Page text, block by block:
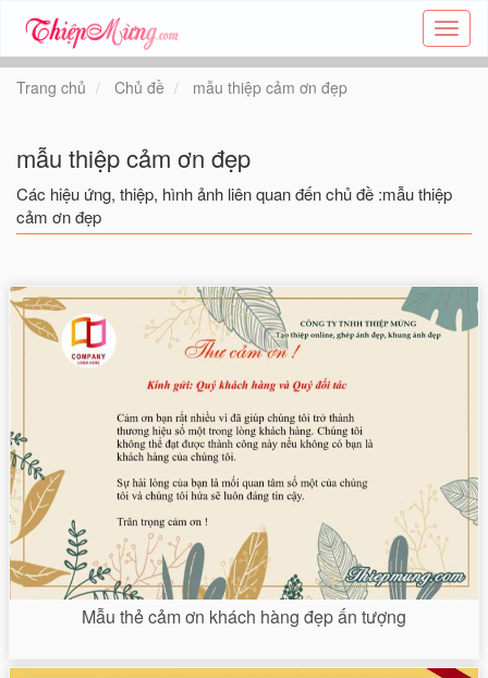
Tạo
thiệp
online
-
Trang chủ Chủ đề mẫu thiệp cảm ơn đẹp
mẫu thiệp cảm ơn đẹp
Các hiệu ứng, thiệp, hình ảnh liên quan đến chủ đề :mẫu thiệp
cảm ơn đẹp
Mẫu thẻ cảm ơn khách hàng đẹp ấn tượng